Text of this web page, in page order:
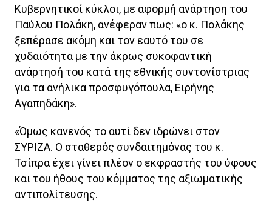
Κυβερνητικοί κύκλοι, με αφορμή ανάρτηση του
Παύλου Πολάκη, ανέφεραν πως: «ο κ. Πολάκης
ξεπέρασε ακόμη και τον εαυτό του σε
χυδαιότητα με την άκρως συκοφαντική
ανάρτησή του κατά της εθνικής συντονίστριας
για τα ανήλικα προσφυγόπουλα, Ειρήνης
Αγαπηδάκη».
«Όμως κανενός το αυτί δεν ιδρώνει στον
ΣΥΡΙΖΑ. Ο σταθερός συνδαιτημόνας του κ.
Τσίπρα έχει γίνει πλέον ο εκφραστής του ύφους
και του ήθους του κόμματος της αξιωματικής
αντιπολίτευσης.